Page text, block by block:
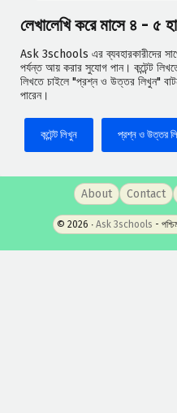
লেখালেখি করে মাসে ৪ - ৫
Ask 3schools এর ব্যবহারকারীদের
পর্যন্ত আয় করার সুযোগ পান। কন্টেন্ট
লিখতে চাইলে "প্রশ্ন ও উত্তর লিখুন"
পারেন।
কন্টেন্ট লিখুন প্রশ্ন ও উত্তর
About Contact
© 2026 ‧ Ask 3schools -